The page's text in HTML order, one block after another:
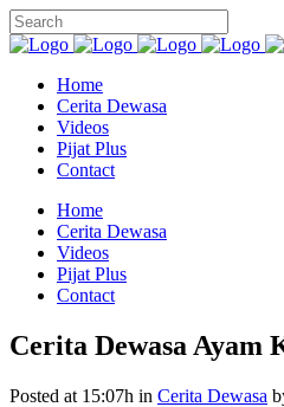
Home
Cerita Dewasa
Videos
Pijat Plus
Contact
Home
Cerita Dewasa
Videos
Pijat Plus
Contact
Cerita Dewasa Ayam
Posted at 15:07h in Cerita Dewasa